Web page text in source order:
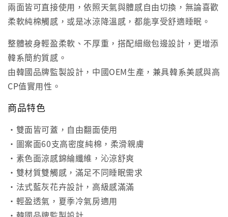
兩面皆可直接使用，依照天氣與體感自由切換，無論喜歡
柔軟純棉觸感，或是冰涼降溫感，都能享受舒適睡眠。
整體被身輕盈柔軟、不厚重，搭配細緻包邊設計，更增添
韓系簡約質感。
由韓國品牌監製設計，中國OEM生產，兼具韓系美感與高
CP值實用性。
商品特色
・雙面皆可蓋，自由翻面使用
・圖案面60支高密度純棉，柔滑親膚
・素色面涼感錦綸纖維，沁涼舒爽
・雙材質雙觸感，滿足不同睡眠需求
・法式藍灰花卉設計，高級感滿滿
・輕盈透氣，夏季冷氣房適用